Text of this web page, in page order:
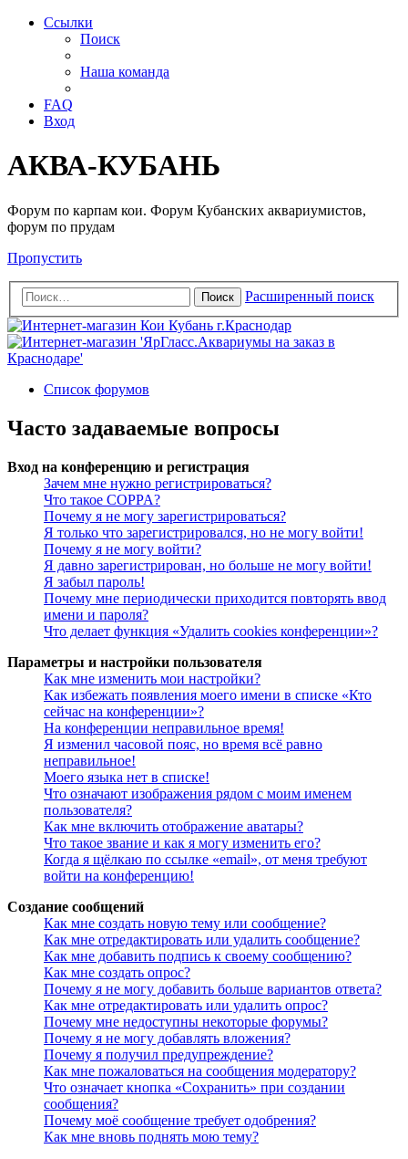
Ссылки
Поиск
Наша команда
FAQ
Вход
АКВА-КУБАНЬ
Форум по карпам кои. Форум Кубанских аквариумистов,
форум по прудам
Пропустить
Поиск Расширенный поиск
Список форумов
Часто задаваемые вопросы
Вход на конференцию и регистрация
Зачем мне нужно регистрироваться?
Что такое COPPA?
Почему я не могу зарегистрироваться?
Я только что зарегистрировался, но не могу войти!
Почему я не могу войти?
Я давно зарегистрирован, но больше не могу войти!
Я забыл пароль!
Почему мне периодически приходится повторять ввод
имени и пароля?
Что делает функция «Удалить cookies конференции»?
Параметры и настройки пользователя
Как мне изменить мои настройки?
Как избежать появления моего имени в списке «Кто
сейчас на конференции»?
На конференции неправильное время!
Я изменил часовой пояс, но время всё равно
неправильное!
Моего языка нет в списке!
Что означают изображения рядом с моим именем
пользователя?
Как мне включить отображение аватары?
Что такое звание и как я могу изменить его?
Когда я щёлкаю по ссылке «email», от меня требуют
войти на конференцию!
Создание сообщений
Как мне создать новую тему или сообщение?
Как мне отредактировать или удалить сообщение?
Как мне добавить подпись к своему сообщению?
Как мне создать опрос?
Почему я не могу добавить больше вариантов ответа?
Как мне отредактировать или удалить опрос?
Почему мне недоступны некоторые форумы?
Почему я не могу добавлять вложения?
Почему я получил предупреждение?
Как мне пожаловаться на сообщения модератору?
Что означает кнопка «Сохранить» при создании
сообщения?
Почему моё сообщение требует одобрения?
Как мне вновь поднять мою тему?